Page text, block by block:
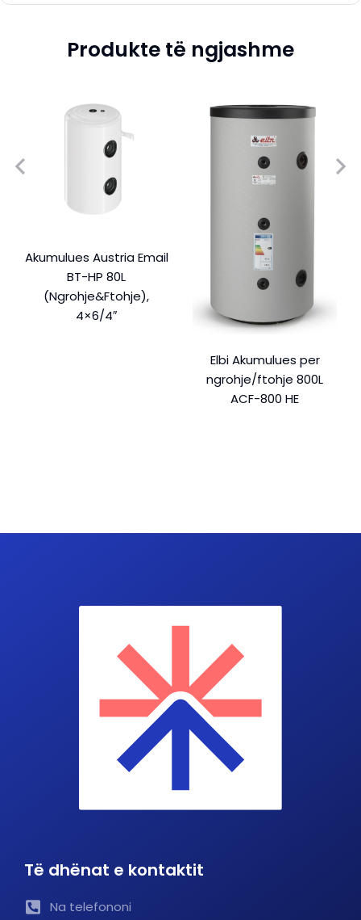
Produkte të ngjashme
Akumulues Austria Email
BT-HP 80L
(Ngrohje&Ftohje),
4×6/4″
Elbi Akumulues per
ngrohje/ftohje 800L
ACF-800 HE
Të dhënat e kontaktit
Na telefononi